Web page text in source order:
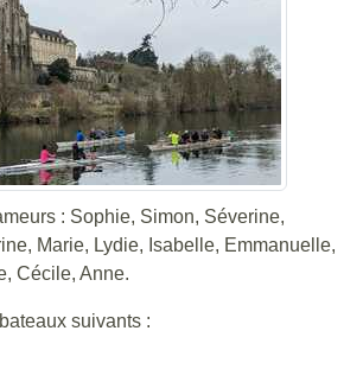
: Sophie, Simon, Séverine,
Marie, Lydie, Isabelle, Emmanuelle,
Cécile, Anne.
suivants :